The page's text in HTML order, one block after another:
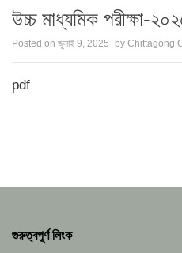
উচ্চ মাধ্যমিক পরীক্ষা-
Posted on জুলাই 9, 2025 by Chittagong
pdf
গুরুত্বপূর্ণ লিংক